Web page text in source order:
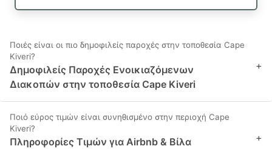
Ποιές είναι οι πιο δημοφιλείς παροχές στην τοποθεσία Cape
Kiveri?
Δημοφιλείς Παροχές Ενοικιαζόμενων
Διακοπών στην τοποθεσία Cape Kiveri
+
Ποιό εύρος τιμών είναι συνηθισμένο στην περιοχή Cape
Kiveri?
Πληροφορίες Τιμών για Airbnb & Βίλα
+